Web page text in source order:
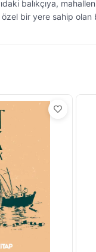
balıkçıya,
bir yere sahip olan